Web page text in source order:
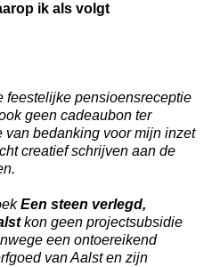
ik als volgt
feestelijke pensioensreceptie
geen cadeaubon ter
bedanking voor mijn inzet
creatief schrijven aan de
Een steen verlegd,
kon geen projectsubsidie
een ontoereikend
van Aalst en zijn